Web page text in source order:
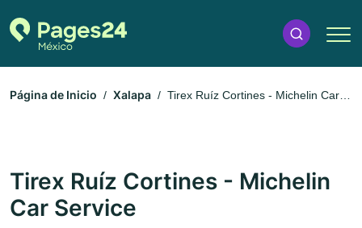
Página de Inicio Xalapa
Tirex Ruíz Cortines - Michelin Car
Tirex Ruíz Cortines - Michelin
Car Service